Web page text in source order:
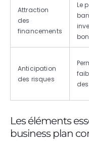
Attraction
des
financements
Le
Anticipation
des risques
Les éléments
business plan